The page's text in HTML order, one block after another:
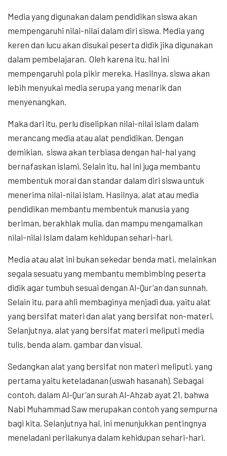
Media yang digunakan dalam pendidikan siswa akan
mempengaruhi nilai-nilai dalam diri siswa. Media yang
keren dan lucu akan disukai peserta didik jika digunakan
dalam pembelajaran. Oleh karena itu, hal ini
mempengaruhi pola pikir mereka. Hasilnya, siswa akan
lebih menyukai media serupa yang menarik dan
menyenangkan.
Maka dari itu, perlu diselipkan nilai-nilai islam dalam
merancang media atau alat pendidikan. Dengan
demikian, siswa akan terbiasa dengan hal-hal yang
bernafaskan islami. Selain itu, hal ini juga membantu
membentuk moral dan standar dalam diri siswa untuk
menerima nilai-nilai islam. Hasilnya, alat atau media
pendidikan membantu membentuk manusia yang
beriman, berakhlak mulia, dan mampu mengamalkan
nilai-nilai Islam dalam kehidupan sehari-hari.
Media atau alat ini bukan sekedar benda mati, melainkan
segala sesuatu yang membantu membimbing peserta
didik agar tumbuh sesuai dengan Al-Qur’an dan sunnah.
Selain itu, para ahli membaginya menjadi dua, yaitu alat
yang bersifat materi dan alat yang bersifat non-materi.
Selanjutnya, alat yang bersifat materi meliputi media
tulis, benda alam, gambar dan visual.
Sedangkan alat yang bersifat non materi meliputi, yang
pertama yaitu keteladanan (uswah hasanah). Sebagai
contoh, dalam Al-Qur’an surah Al-Ahzab ayat 21, bahwa
Nabi Muhammad Saw merupakan contoh yang sempurna
bagi kita. Selanjutnya hal, ini menunjukkan pentingnya
meneladani perilakunya dalam kehidupan sehari-hari.